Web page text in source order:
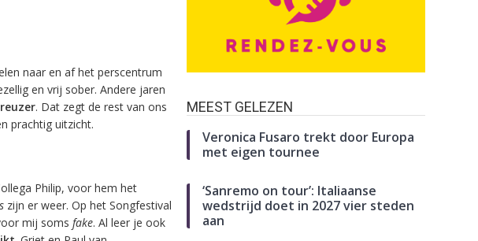
naar en af het perscentrum
en vrij sober. Andere jaren
. Dat zegt de rest van ons
prachtig uitzicht.
Philip, voor hem het
zijn er weer. Op het Songfestival
mij soms fake. Al leer je ook
MEEST GELEZEN
Veronica Fusaro trekt door Europa
met eigen tournee
‘Sanremo on tour’: Italiaanse
wedstrijd doet in 2027 vier steden
aan